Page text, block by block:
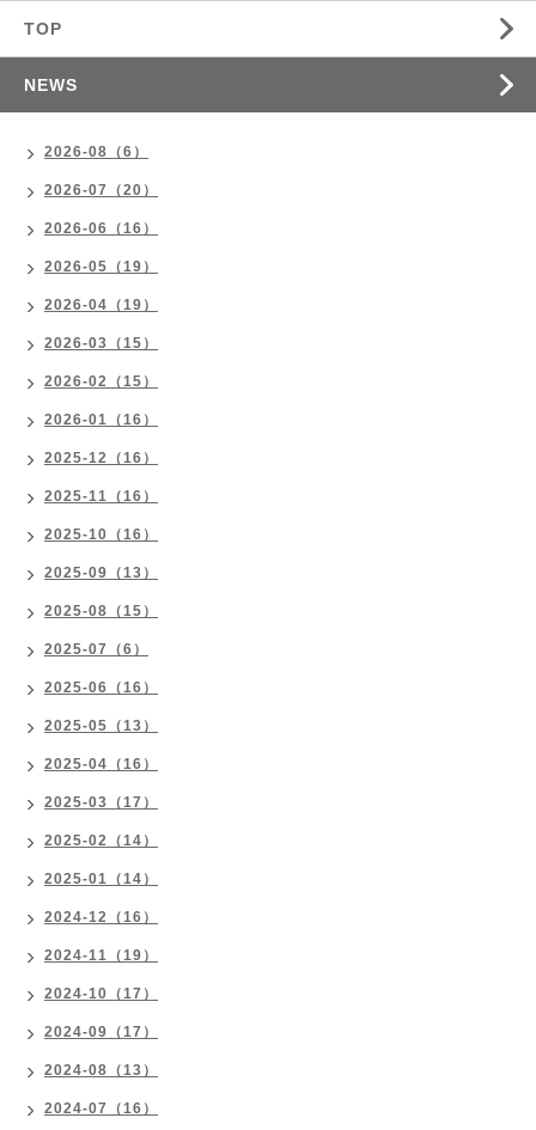
TOP
NEWS
2026-08（6）
2026-07（20）
2026-06（16）
2026-05（19）
2026-04（19）
2026-03（15）
2026-02（15）
2026-01（16）
2025-12（16）
2025-11（16）
2025-10（16）
2025-09（13）
2025-08（15）
2025-07（6）
2025-06（16）
2025-05（13）
2025-04（16）
2025-03（17）
2025-02（14）
2025-01（14）
2024-12（16）
2024-11（19）
2024-10（17）
2024-09（17）
2024-08（13）
2024-07（16）